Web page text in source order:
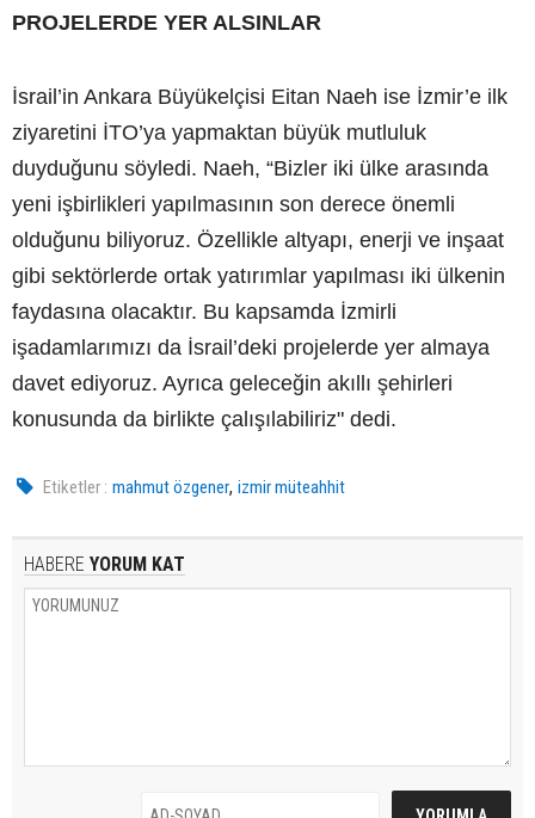
PROJELERDE YER ALSINLAR
İsrail’in Ankara Büyükelçisi Eitan Naeh ise İzmir’e ilk
ziyaretini İTO’ya yapmaktan büyük mutluluk
duyduğunu söyledi. Naeh, “Bizler iki ülke arasında
yeni işbirlikleri yapılmasının son derece önemli
olduğunu biliyoruz. Özellikle altyapı, enerji ve inşaat
gibi sektörlerde ortak yatırımlar yapılması iki ülkenin
faydasına olacaktır. Bu kapsamda İzmirli
işadamlarımızı da İsrail’deki projelerde yer almaya
davet ediyoruz. Ayrıca geleceğin akıllı şehirleri
konusunda da birlikte çalışılabiliriz" dedi.
Etiketler : mahmut özgener,izmir müteahhit
HABERE YORUM KAT